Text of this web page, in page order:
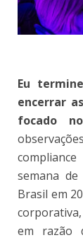
Eu
encerrar
focado
semana
Brasil em
em razão